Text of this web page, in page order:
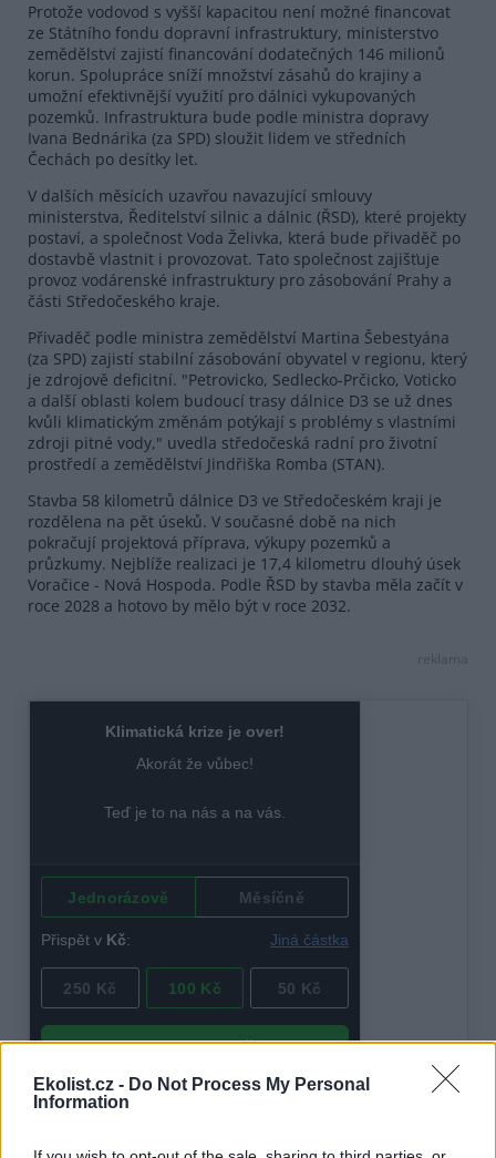
Ekolist.cz - Do Not Process My Personal
Information
Protože vodovod s vyšší kapacitou není možné financovat
ze Státního fondu dopravní infrastruktury, ministerstvo
zemědělství zajistí financování dodatečných 146 milionů
korun. Spolupráce sníží množství zásahů do krajiny a
umožní efektivnější využití pro dálnici vykupovaných
pozemků. Infrastruktura bude podle ministra dopravy
Ivana Bednárika (za SPD) sloužit lidem ve středních
Čechách po desítky let.
V dalších měsících uzavřou navazující smlouvy
ministerstva, Ředitelství silnic a dálnic (ŘSD), které projekty
postaví, a společnost Voda Želivka, která bude přivaděč po
dostavbě vlastnit i provozovat. Tato společnost zajišťuje
provoz vodárenské infrastruktury pro zásobování Prahy a
části Středočeského kraje.
Přivaděč podle ministra zemědělství Martina Šebestyána
(za SPD) zajistí stabilní zásobování obyvatel v regionu, který
je zdrojově deficitní. "Petrovicko, Sedlecko-Prčicko, Voticko
a další oblasti kolem budoucí trasy dálnice D3 se už dnes
kvůli klimatickým změnám potýkají s problémy s vlastními
zdroji pitné vody," uvedla středočeská radní pro životní
prostředí a zemědělství Jindřiška Romba (STAN).
Stavba 58 kilometrů dálnice D3 ve Středočeském kraji je
rozdělena na pět úseků. V současné době na nich
pokračují projektová příprava, výkupy pozemků a
průzkumy. Nejblíže realizaci je 17,4 kilometru dlouhý úsek
Voračice - Nová Hospoda. Podle ŘSD by stavba měla začít v
roce 2028 a hotovo by mělo být v roce 2032.
reklama
tisknout poslat